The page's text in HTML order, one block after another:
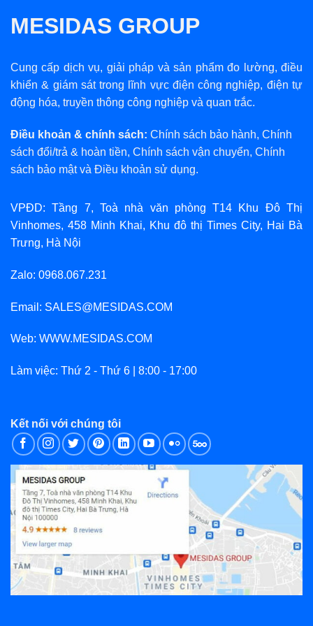
MESIDAS GROUP
Cung cấp dịch vụ, giải pháp và sản phẩm đo lường, điều
khiển & giám sát trong lĩnh vực điện công nghiệp, điện tự
động hóa, truyền thông công nghiệp và quan trắc.
Điều khoản & chính sách: Chính sách bảo hành, Chính
sách đổi/trả & hoàn tiền, Chính sách vận chuyển, Chính
sách bảo mậtvà Điều khoản sử dụng.
VPĐD: Tầng 7, Toà nhà văn phòng T14 Khu Đô Thị
Vinhomes, 458 Minh Khai, Khu đô thị Times City, Hai Bà
Trưng, Hà Nội
Zalo: 0968.067.231
Email: SALES@MESIDAS.COM
Web: WWW.MESIDAS.COM
Làm việc: Thứ 2 - Thứ 6 | 8:00 - 17:00
Kết nối với chúng tôi